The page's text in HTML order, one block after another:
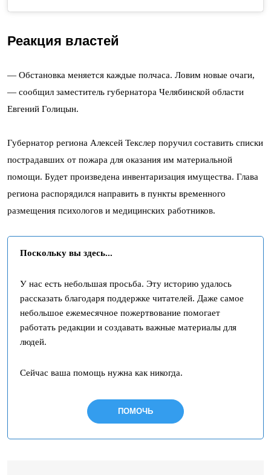
Реакция властей
— Обстановка меняется каждые полчаса. Ловим новые очаги,
— сообщил заместитель губернатора Челябинской области
Евгений Голицын.
Губернатор региона Алексей Текслер поручил составить списки
пострадавших от пожара для оказания им материальной
помощи. Будет произведена инвентаризация имущества. Глава
региона распорядился направить в пункты временного
размещения психологов и медицинских работников.
Поскольку вы здесь...
У нас есть небольшая просьба. Эту историю удалось
рассказать благодаря поддержке читателей. Даже самое
небольшое ежемесячное пожертвование помогает
работать редакции и создавать важные материалы для
людей.
Сейчас ваша помощь нужна как никогда.
ПОМОЧЬ